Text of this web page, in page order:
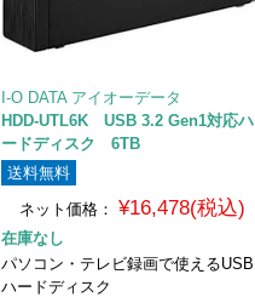
I-O DATA アイオーデータ
HDD-UTL6K USB 3.2 Gen1対応ハ
ードディスク 6TB
送料無料
ネット価格： ¥16,478(税込)
在庫なし
パソコン・テレビ録画で使えるUSB
ハードディスク